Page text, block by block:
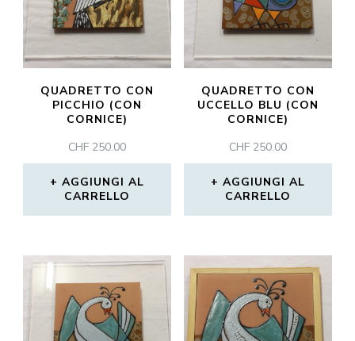
QUADRETTO CON
PICCHIO (CON
CORNICE)
CHF 250.00
AGGIUNGI AL
CARRELLO
QUADRETTO CON
UCCELLO BLU (CON
CORNICE)
CHF250.00
AGGIUNGI AL
CARRELLO